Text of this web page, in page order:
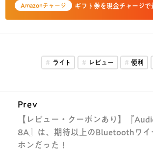
Amazonチャージ ギフト券を現金チャージ
ライト レビュー 便利
Prev
【レビュー・クーポンあり】『
8A』は、期待以上のBluetoothワイ
ホンだった！